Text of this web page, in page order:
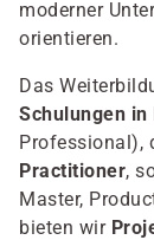
moderner
orientieren.
Das
Schulungen
Professional),
Practitioner,
Master,
bieten wir